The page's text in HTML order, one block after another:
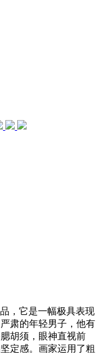
，它是一幅极具表现
肃的年轻男子，他有
胡须，眼神直视前
定感。画家运用了粗